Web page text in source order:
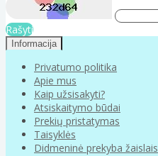
Rašyti
Informacija
Privatumo politika
Apie mus
Kaip užsisakyti?
Atsiskaitymo būdai
Prekių pristatymas
Taisyklės
Didmeninė prekyba žaislais